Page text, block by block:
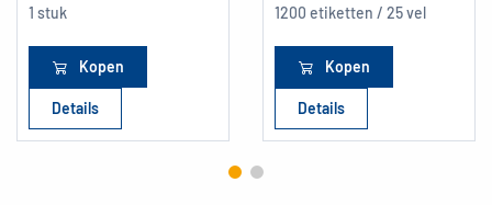
1 stuk
Kopen
Details
1200 etiketten / 25 vel
Kopen
Details